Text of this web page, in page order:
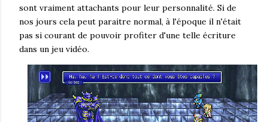
sont vraiment attachants pour leur personnalité. Si de
nos jours cela peut paraitre normal, à l'époque il n'était
pas si courant de pouvoir profiter d'une telle écriture
dans un jeu vidéo.